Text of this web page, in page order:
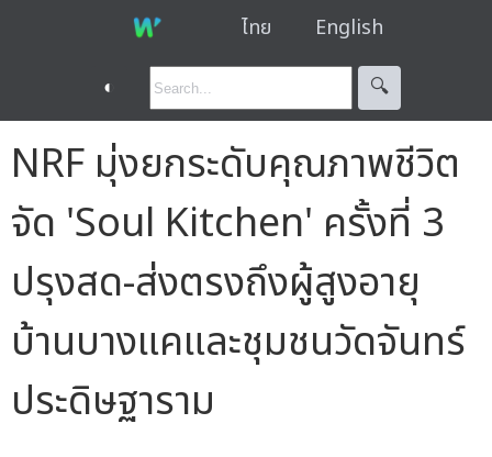
ไทย English
◐ 🔍︎
NRF มุ่งยกระดับคุณภาพชีวิต
จัด 'Soul Kitchen' ครั้งที่ 3
ปรุงสด-ส่งตรงถึงผู้สูงอายุ
บ้านบางแคและชุมชนวัดจันทร์
ประดิษฐาราม